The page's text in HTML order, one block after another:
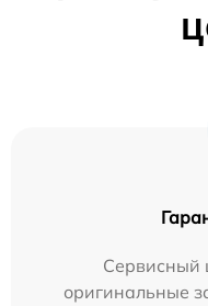
Сервисный
оригинальные